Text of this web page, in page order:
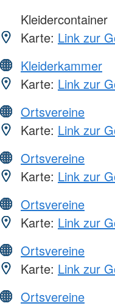
Kleidercontainer
Karte: Link zur
Kleiderkammer
Karte: Link zur
Ortsvereine
Karte: Link zur
Ortsvereine
Karte: Link zur
Ortsvereine
Karte: Link zur
Ortsvereine
Karte: Link zur
Ortsvereine